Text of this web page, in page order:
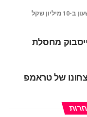
ב-10 מיליון שקל
מחסלת
של טראמפ